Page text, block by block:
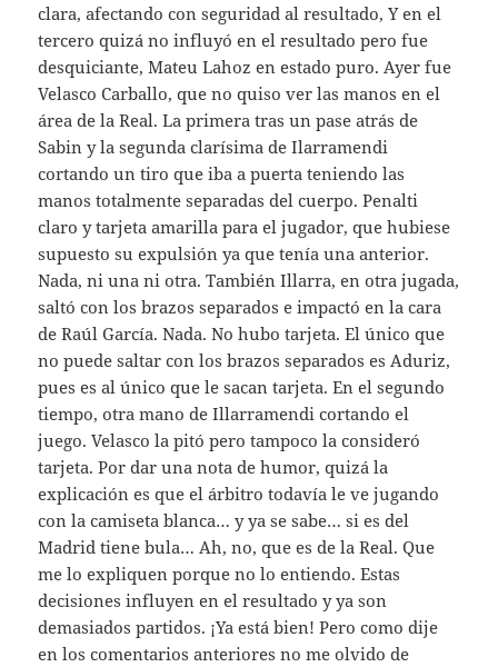
clara, afectando con seguridad al resultado, Y en el
tercero quizá no influyó en el resultado pero fue
desquiciante, Mateu Lahoz en estado puro. Ayer fue
Velasco Carballo, que no quiso ver las manos en el
área de la Real. La primera tras un pase atrás de
Sabin y la segunda clarísima de Ilarramendi
cortando un tiro que iba a puerta teniendo las
manos totalmente separadas del cuerpo. Penalti
claro y tarjeta amarilla para el jugador, que hubiese
supuesto su expulsión ya que tenía una anterior.
Nada, ni una ni otra. También Illarra, en otra jugada,
saltó con los brazos separados e impactó en la cara
de Raúl García. Nada. No hubo tarjeta. El único que
no puede saltar con los brazos separados es Aduriz,
pues es al único que le sacan tarjeta. En el segundo
tiempo, otra mano de Illarramendi cortando el
juego. Velasco la pitó pero tampoco la consideró
tarjeta. Por dar una nota de humor, quizá la
explicación es que el árbitro todavía le ve jugando
con la camiseta blanca… y ya se sabe… si es del
Madrid tiene bula… Ah, no, que es de la Real. Que
me lo expliquen porque no lo entiendo. Estas
decisiones influyen en el resultado y ya son
demasiados partidos. ¡Ya está bien! Pero como dije
en los comentarios anteriores no me olvido de